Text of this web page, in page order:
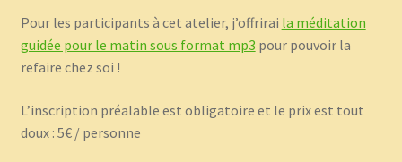
Pour les participants à cet atelier, j’offrirai la méditation
guidée pour le matin sous format mp3 pour pouvoir la
refaire chez soi !
L’inscription préalable est obligatoire et le prix est tout
doux : 5€ / personne